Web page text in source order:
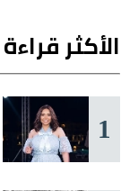
الأكثر قراءة
1